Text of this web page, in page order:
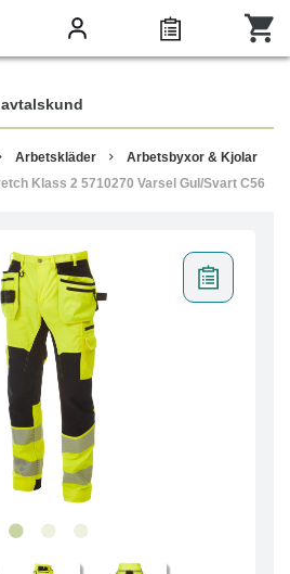
Arbetskläder
Arbetsbyxor & Kjolar
Klass 2 5710270 Varsel Gul/Svart C56